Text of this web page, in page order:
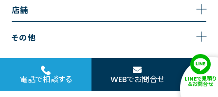
リノベーション
内装のリフォーム
水回りのリフォーム
外壁のリフォーム
お風呂の施工事例
洗面の施工事例
コミュニティ
お知らせ
店舗
越谷店
浦和店
その他
お問い合わせ
サイトポリシー
電話で相談する WEBでお問合せ LINEで見積り
＆お問合せ